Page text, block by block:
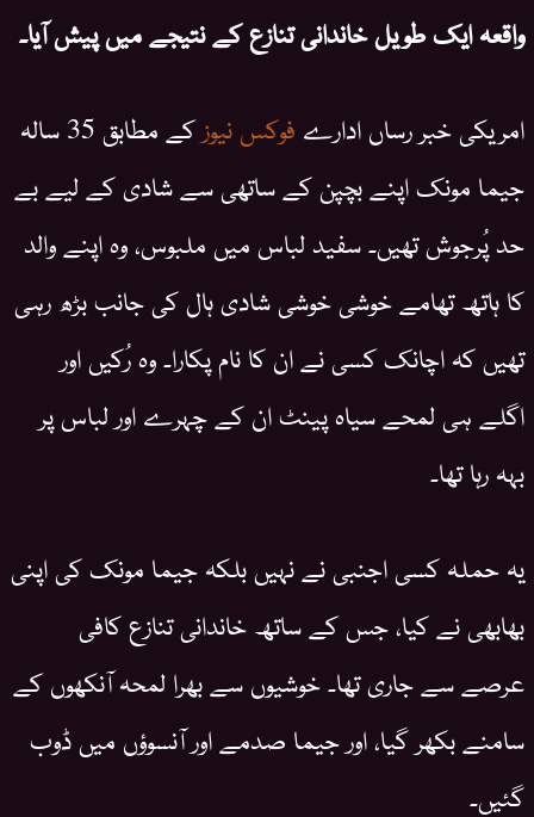
واقعہ ایک طویل خاندانی تنازع کے نتیجے میں پیش آیا۔
امریکی خبر رساں ادارے فوکس نیوز
کے مطابق 35 سالہ
جیما مونک اپنے بچپن کے ساتھی سے شادی کے لیے بے
حد پُرجوش تھیں۔ سفید لباس میں ملبوس، وہ اپنے والد
کا ہاتھ تھامے خوشی خوشی شادی ہال کی جانب بڑھ رہی
تھیں کہ اچانک کسی نے ان کا نام پکارا۔ وہ رُکیں اور
اگلے ہی لمحے سیاہ پینٹ ان کے چہرے اور لباس پر
بہہ رہا تھا۔
یہ حملہ کسی اجنبی نے نہیں بلکہ جیما مونک کی اپنی
بھابھی نے کیا، جس کے ساتھ خاندانی تنازع کافی
عرصے سے جاری تھا۔ خوشیوں سے بھرا لمحہ آنکھوں کے
سامنے بکھر گیا، اور جیما صدمے اور آنسوؤں میں ڈوب
گئیں۔